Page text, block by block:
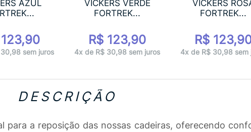
AZUL
sem juros
VICKERS VERDE
FORTREK...
R$ 123,90
4x de R$ 30,98 sem juros
VICKERS
FORTREK...
R$
4x de R$ 30,98 sem
DESCRIÇÃO
a reposição das nossas cadeiras, oferecendo